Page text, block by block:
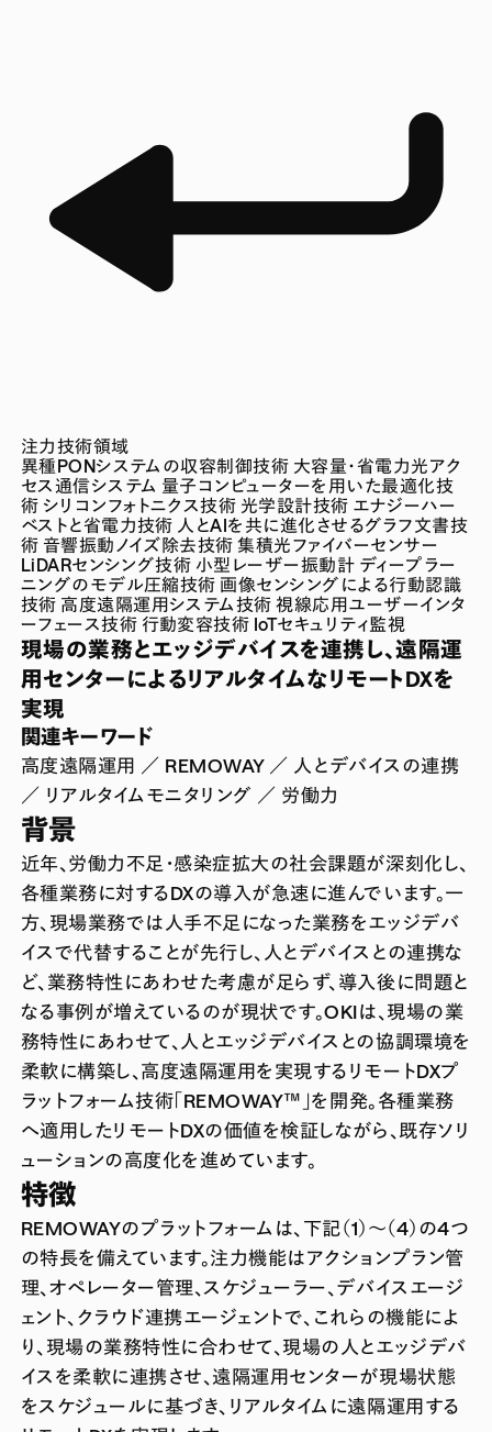
注力技術領域
異種PONシステムの収容制御技術 大容量・省電力光アク
セス通信システム 量子コンピューターを用いた最適化技
術 シリコンフォトニクス技術 光学設計技術 エナジーハー
ベストと省電力技術 人とAIを共に進化させるグラフ文書技
術 音響振動ノイズ除去技術 集積光ファイバーセンサー
LiDARセンシング技術 小型レーザー振動計 ディープラー
ニングのモデル圧縮技術 画像センシングによる行動認識
技術 高度遠隔運用システム技術 視線応用ユーザーインタ
ーフェース技術 行動変容技術 IoTセキュリティ監視
現場の業務とエッジデバイスを連携し、遠隔運
用センターによるリアルタイムなリモートDXを
実現
関連キーワード
高度遠隔運用 ／ REMOWAY ／ 人とデバイスの連携
／ リアルタイムモニタリング ／ 労働力
背景
近年、労働力不足・感染症拡大の社会課題が深刻化し、
各種業務に対するDXの導入が急速に進んでいます。一
方、現場業務では人手不足になった業務をエッジデバ
イスで代替することが先行し、人とデバイスとの連携な
ど、業務特性にあわせた考慮が足らず、導入後に問題と
なる事例が増えているのが現状です。OKIは、現場の業
務特性にあわせて、人とエッジデバイスとの協調環境を
柔軟に構築し、高度遠隔運用を実現するリモートDXプ
ラットフォーム技術「REMOWAY™」を開発。各種業務
へ適用したリモートDXの価値を検証しながら、既存ソリ
ューションの高度化を進めています。
特徴
REMOWAYのプラットフォームは、下記（1）～（4）の4つ
の特長を備えています。注力機能はアクションプラン管
理、オペレーター管理、スケジューラー、デバイスエージ
ェント、クラウド連携エージェントで、これらの機能によ
り、現場の業務特性に合わせて、現場の人とエッジデバ
イスを柔軟に連携させ、遠隔運用センターが現場状態
をスケジュールに基づき、リアルタイムに遠隔運用する